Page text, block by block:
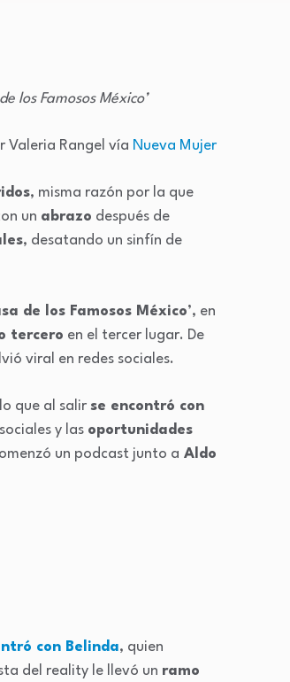
los Famosos México’
Valeria Rangel vía Nueva Mujer
, misma razón por la que
un abrazo después de
, desatando un sinfín de
de los Famosos México’, en
tercero en el tercer lugar. De
viral en redes sociales.
que al salir se encontró con
y las oportunidades
un podcast junto a Aldo
con Belinda, quien
del reality le llevó un ramo